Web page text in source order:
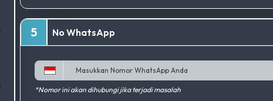
5 No WhatsApp
*Nomor ini akan dihubungi jika terjadi masalah